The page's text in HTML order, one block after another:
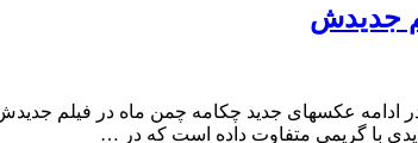
جدیدش
عکسهای جدید چکامه چمن ماه در فیلم
با گریمی متفاوت داده است که در …